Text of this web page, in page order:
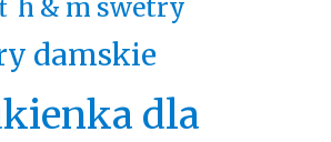
h & m swetry
damskie
dla